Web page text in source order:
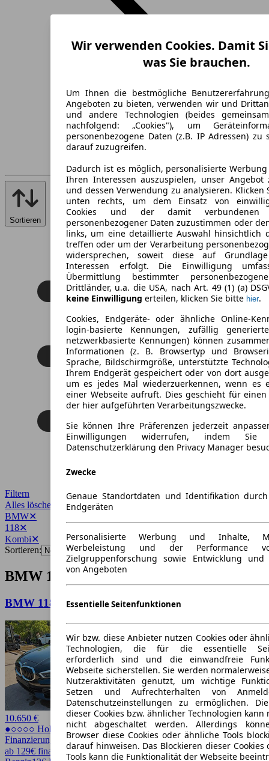
Wir verwenden Cookies. Damit
was Sie brauchen.
Um Ihnen die bestmögliche
Angeboten zu bieten, verwenden wir und
und andere Technologien (beides
nachfolgend: „Cookies"), um
personenbezogene Daten (z.B. IP Adressen) zu
darauf zuzugreifen.
Dadurch ist es möglich, personalisierte
Ihren Interessen auszuspielen, unser Angebot
und dessen Verwendung zu analysieren. Klicken
unten rechts, um dem Einsatz von
Cookies und der damit verbundenen
personenbezogener Daten zuzustimmen oder
links, um eine detaillierte Auswahl hinsichtlich
treffen oder um der Verarbeitung
widersprechen, soweit diese auf
Interessen erfolgt. Die Einwilligung
Übermittlung bestimmter
Drittländer, u.a. die USA, nach Art. 49 (1) (a)
keine Einwilligung erteilen, klicken Sie bitte hier.
Cookies, Endgeräte- oder ähnliche Online-
login-basierte Kennungen, zufällig
netzwerkbasierte Kennungen) können
Informationen (z. B. Browsertyp und
Sprache, Bildschirmgröße, unterstützte
Ihrem Endgerät gespeichert oder von dort
um es jedes Mal wiederzuerkennen, wenn es
einer Webseite aufruft. Dies geschieht für
der hier aufgeführten Verarbeitungszwecke.
Sie können Ihre Präferenzen jederzeit
Einwilligungen widerrufen, indem
Datenschutzerklärung den Privacy Manager
Zwecke
Genaue Standortdaten und Identifikation
Endgeräten
Personalisierte Werbung und Inhalte,
Werbeleistung und der Performance
Zielgruppenforschung sowie Entwicklung und
von Angeboten
Essentielle Seitenfunktionen
Wir bzw. diese Anbieter nutzen Cookies oder
Technologien, die für die essentielle
erforderlich sind und die einwandfreie
Webseite sicherstellen. Sie werden
Nutzeraktivitäten genutzt, um wichtige
Setzen und Aufrechterhalten von
Datenschutzeinstellungen zu ermöglichen.
dieser Cookies bzw. ähnlicher Technologien kann
nicht abgeschaltet werden. Allerdings
Browser diese Cookies oder ähnliche Tools
darauf hinweisen. Das Blockieren dieser
Tools kann die Funktionalität der Webseite
Sortieren
Filtern
Alles löschen
BMW✕
118✕
Kombi✕
Sortieren:
BMW 118 Kombi Angebote
BMW 118 1 Limousine 118 i Advantage
10.650 €
●○○○○ Hoher Preis
Finanzierung möglich
ab 129€ finanzieren ↗